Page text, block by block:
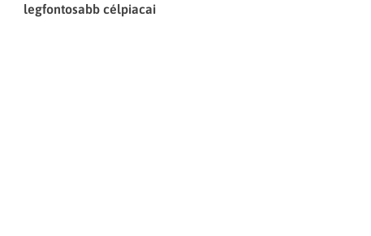
legfontosabb célpiacai